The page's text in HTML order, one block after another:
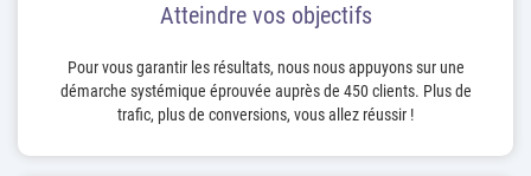
Atteindre vos objectifs
Pour vous garantir les résultats, nous nous appuyons sur une
démarche systémique éprouvée auprès de 450 clients. Plus de
trafic, plus de conversions, vous allez réussir !